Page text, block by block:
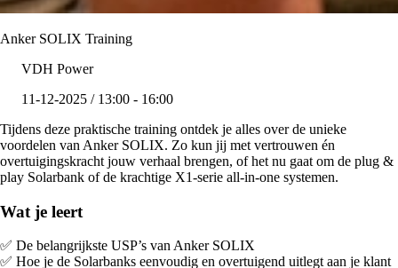
Anker SOLIX Training
VDH Power
11-12-2025 / 13:00 - 16:00
Tijdens deze praktische training ontdek je alles over de unieke
voordelen van Anker SOLIX. Zo kun jij met vertrouwen én
overtuigingskracht jouw verhaal brengen, of het nu gaat om de plug &
play Solarbank of de krachtige X1-serie all-in-one systemen.
Wat je leert
✅ De belangrijkste USP’s van Anker SOLIX
✅ Hoe je de Solarbanks eenvoudig en overtuigend uitlegt aan je klant